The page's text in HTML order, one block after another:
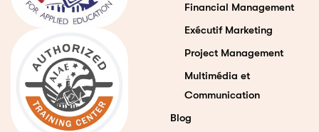
Financial Management
Exécutif Marketing
Project Management
Multimédia et
Communication
Blog